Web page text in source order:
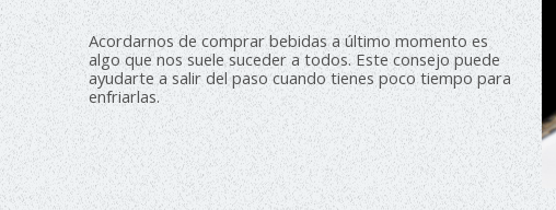
Acordarnos de comprar bebidas a último momento es
algo que nos suele suceder a todos. Este consejo puede
ayudarte a salir del paso cuando tienes poco tiempo para
enfriarlas.